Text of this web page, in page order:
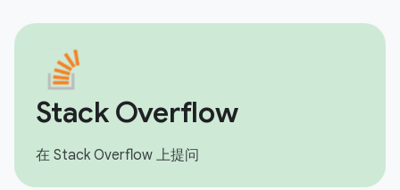
Stack Overflow
在 Stack Overflow 上提问